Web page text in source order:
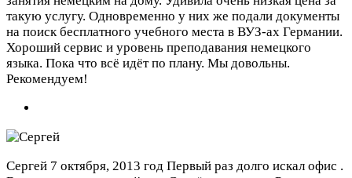
такую услугу. Одновременно у них же подали документы
на поиск бесплатного учебного места в ВУЗ-ах Германии.
Хороший сервис и уровень преподавания немецкого
языка. Пока что всё идёт по плану. Мы довольны.
Рекомендуем!
Сергей 7 октября, 2013 год Первый раз долго искал офис .